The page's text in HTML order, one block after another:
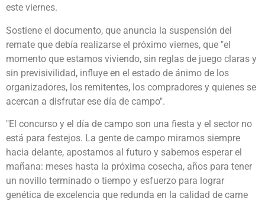
este viernes.
Sostiene el documento, que anuncia la suspensión del
remate que debía realizarse el próximo viernes, que "el
momento que estamos viviendo, sin reglas de juego claras y
sin previsivilidad, influye en el estado de ánimo de los
organizadores, los remitentes, los compradores y quienes se
acercan a disfrutar ese día de campo".
"El concurso y el día de campo son una fiesta y el sector no
está para festejos. La gente de campo miramos siempre
hacia delante, apostamos al futuro y sabemos esperar el
mañana: meses hasta la próxima cosecha, años para tener
un novillo terminado o tiempo y esfuerzo para lograr
genética de excelencia que redunda en la calidad de carne